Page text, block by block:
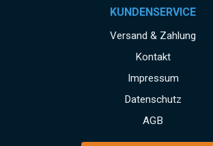
KUNDENSERVICE
Versand & Zahlung
Kontakt
Impressum
Datenschutz
AGB